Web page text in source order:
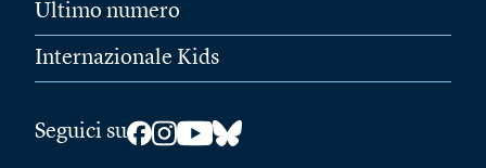
Ultimo numero
Internazionale Kids
Seguici su